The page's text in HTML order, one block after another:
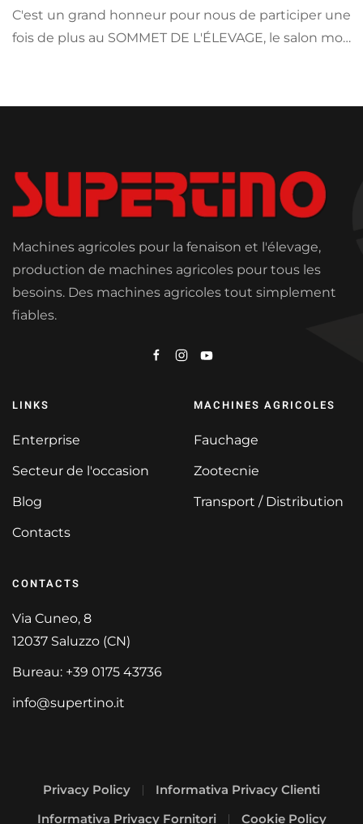
C'est un grand honneur pour nous de participer une
fois de plus au SOMMET DE L'ÉLEVAGE, le salon mo…
Machines agricoles pour la fenaison et l'élevage,
production de machines agricoles pour tous les
besoins. Des machines agricoles tout simplement
fiables.
LINKS
Enterprise
Secteur de l'occasion
Blog
Contacts
MACHINES AGRICOLES
Fauchage
Zootecnie
Transport / Distribution
CONTACTS
Via Cuneo, 8
12037 Saluzzo (CN)
Bureau: +39 0175 43736
info@supertino.it
Privacy Policy
Informativa Privacy Clienti
Informativa Privacy Fornitori
Cookie Policy